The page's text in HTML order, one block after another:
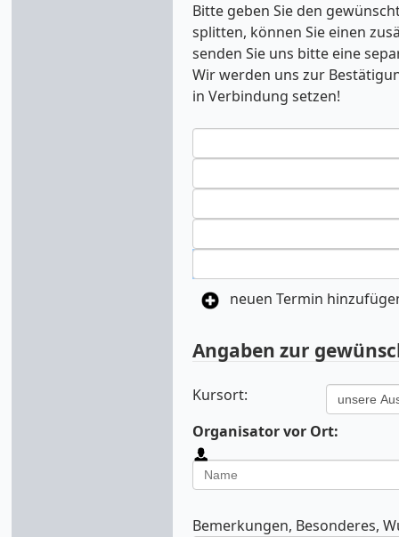
Bitte geben Sie den
splitten, können Sie einen
senden Sie uns bitte eine
Wir werden uns zur
in Verbindung setzen!
neuen Termin
Angaben zur
Kursort:
Organisator vor Ort:
Bemerkungen, Besonderes,